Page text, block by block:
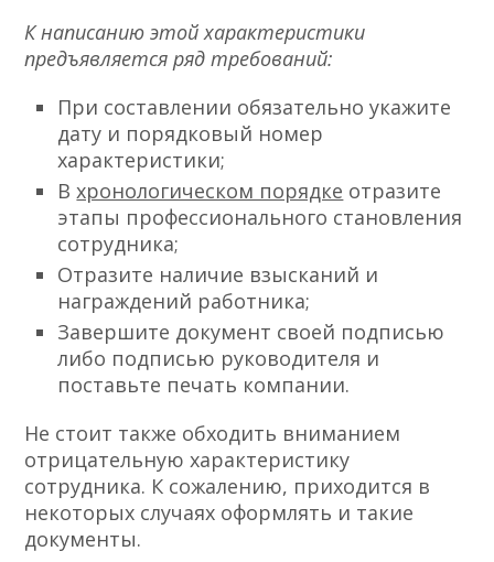
К написанию этой характеристики
предъявляется ряд требований:
При составлении обязательно укажите
дату и порядковый номер
характеристики;
Вхронологическом порядке отразите
этапы профессионального становления
сотрудника;
Отразите наличие взысканий и
награждений работника;
Завершите документ своей подписью
либо подписью руководителя и
поставьте печать компании.
Не стоит также обходить вниманием
отрицательную характеристику
сотрудника. К сожалению, приходится в
некоторых случаях оформлять и такие
документы.